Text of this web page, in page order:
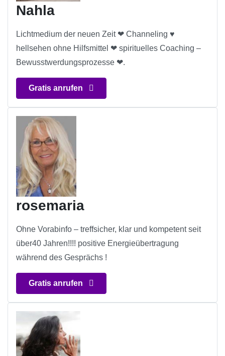
Nahla
Lichtmedium der neuen Zeit ❤ Channeling ♥️
hellsehen ohne Hilfsmittel ❤ spirituelles Coaching –
Bewusstwerdungsprozesse ❤.
Gratis anrufen
rosemaria
Ohne Vorabinfo – treffsicher, klar und kompetent seit
über40 Jahren!!!! positive Energieübertragung
während des Gesprächs !
Gratis anrufen